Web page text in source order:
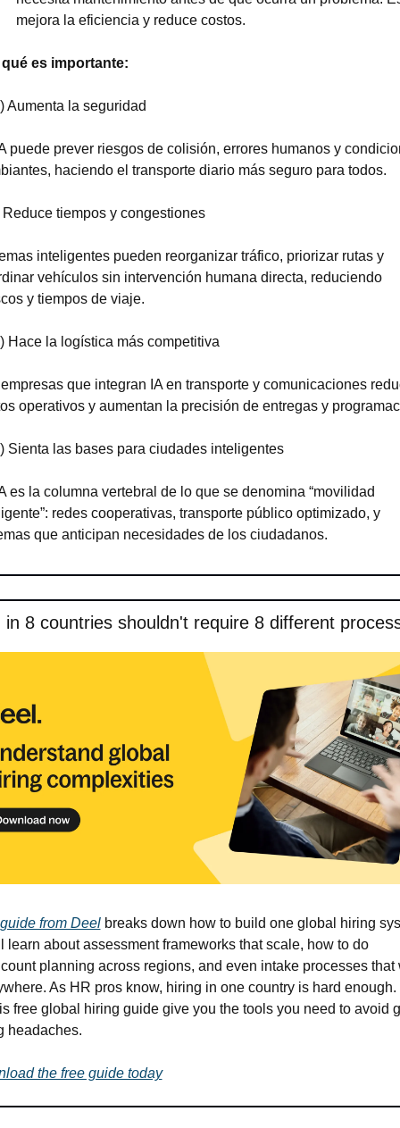
mejora la eficiencia y reduce costos.
es importante:
Aumenta la seguridad
puede prever riesgos de colisión, errores humanos y
haciendo el transporte diario más seguro para todos.
Reduce tiempos y congestiones
inteligentes pueden reorganizar tráfico, priorizar rutas y
vehículos sin intervención humana directa, reduciendo
y tiempos de viaje.
Hace la logística más competitiva
que integran IA en transporte y comunicaciones
operativos y aumentan la precisión de entregas y
Sienta las bases para ciudades inteligentes
es la columna vertebral de lo que se denomina “movilidad
redes cooperativas, transporte público optimizado, y
que anticipan necesidades de los ciudadanos.
in 8 countries shouldn't require 8 different
guide from Deel breaks down how to build one global hiring
learn about assessment frameworks that scale, how to do
planning across regions, and even intake processes that
As HR pros know, hiring in one country is hard enough.
free global hiring guide give you the tools you need to avoid
headaches.
the free guide today